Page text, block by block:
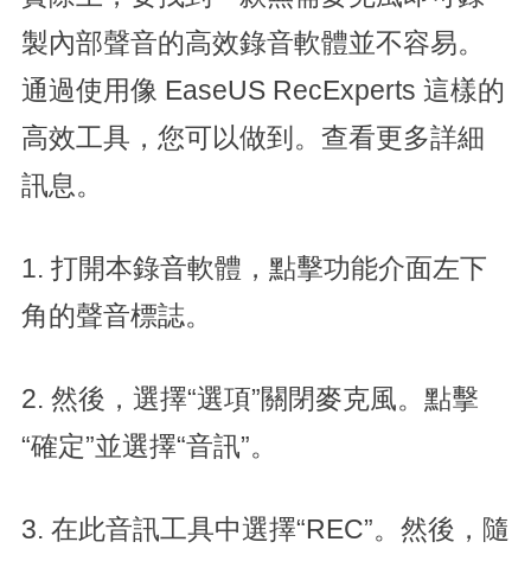
製內部聲音的高效錄音軟體並不容易。
通過使用像 EaseUS RecExperts 這樣的
高效工具，您可以做到。查看更多詳細
訊息。
1. 打開本錄音軟體，點擊功能介面左下
角的聲音標誌。
2. 然後，選擇“選項”關閉麥克風。點擊
“確定”並選擇“音訊”。
3. 在此音訊工具中選擇“REC”。然後，隨